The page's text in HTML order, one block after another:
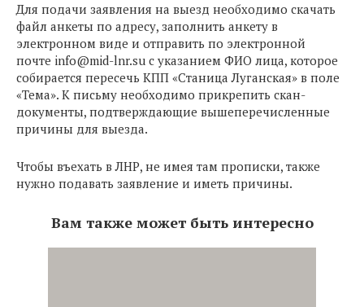
Для подачи заявления на выезд необходимо скачать
файл анкеты по адресу, заполнить анкету в
электронном виде и отправить по электронной
почте info@mid-lnr.su с указанием ФИО лица, которое
собирается пересечь КПП «Станица Луганская» в поле
«Тема». К письму необходимо прикрепить скан-
документы, подтверждающие вышеперечисленные
причины для выезда.
Чтобы въехать в ЛНР, не имея там прописки, также
нужно подавать заявление и иметь причины.
Вам также может быть интересно